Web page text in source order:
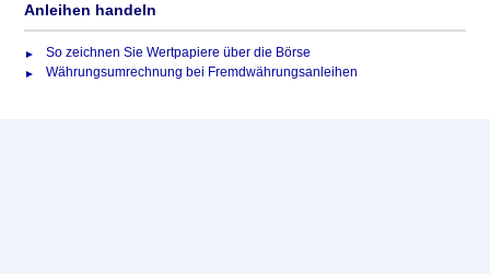
Anleihen handeln
So zeichnen Sie Wertpapiere über die Börse
Währungsumrechnung bei Fremdwährungsanleihen